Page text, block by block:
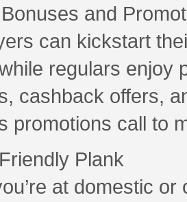
and
can kickstart
regulars enjoy
cashback offers,
promotions call to
Plank
at domestic or